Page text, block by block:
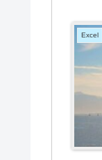
Excel